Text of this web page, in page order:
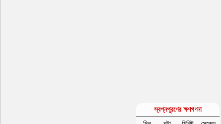
স্বপ্নপূরণের ক্ষণগণনা